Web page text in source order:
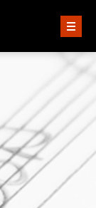
ACCUEIL
AUDIO
NOUS ?